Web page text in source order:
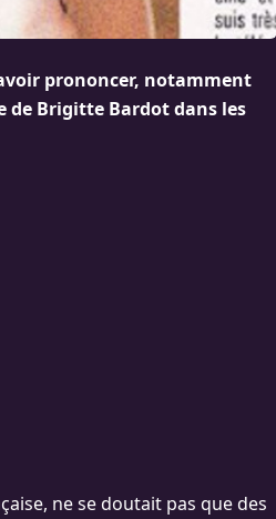
prononcer, notamment
de Brigitte Bardot dans les
ne se doutait pas que des